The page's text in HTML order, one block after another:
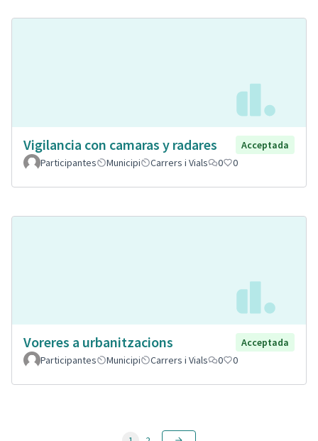
Vigilancia con camaras y radares
Acceptada
Participantes
Municipi Carrers i Vials 0 0
Voreres a urbanitzacions
Acceptada
Participantes
Municipi Carrers i Vials 0 0